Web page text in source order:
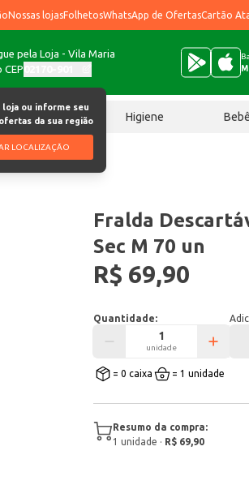
Nossas lojasFolhetosWhatsApp de OfertasCartão
pela Loja - Vila Maria
CEP
loja ou informe seu
da sua região
LOCALIZAÇÃO
Chocolates Higiene
M 70 un
Fralda
Sec M 70 un
R$ 69,90
Quantidade:
unidade
= 0 caixa = 1 unidade
Resumo da compra:
1 unidade · R$ 69,90